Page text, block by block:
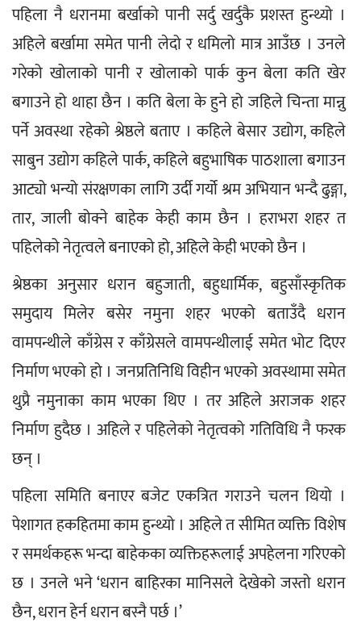
पहिला नै धरानमा बर्खाको पानी सर्दु खर्दुकै प्रशस्त हुन्थ्यो ।
अहिले बर्खामा समेत पानी लेदो र धमिलो मात्र आउँछ । उनले
गरेको खोलाको पानी र खोलाको पार्क कुन बेला कति खेर
बगाउने हो थाहा छैन । कति बेला के हुने हो जहिले चिन्ता मान्नु
पर्ने अवस्था रहेको श्रेष्ठले बताए । कहिले बेसार उद्योग, कहिले
साबुन उद्योग कहिले पार्क, कहिले बहुभाषिक पाठशाला बगाउन
आट्यो भन्यो संरक्षणका लागि उर्दी गर्यो श्रम अभियान भन्दै ढुङ्गा,
तार, जाली बोक्ने बाहेक केही काम छैन । हराभरा शहर त
पहिलेको नेतृत्वले बनाएको हो, अहिले केही भएको छैन ।
श्रेष्ठका अनुसार धरान बहुजाती, बहुधार्मिक, बहुसाँस्कृतिक
समुदाय मिलेर बसेर नमुना शहर भएको बताउँदै धरान
वामपन्थीले काँग्रेस र काँग्रेसले वामपन्थीलाई समेत भोट दिएर
निर्माण भएको हो । जनप्रतिनिधि विहीन भएको अवस्थामा समेत
थुप्रै नमुनाका काम भएका थिए । तर अहिले अराजक शहर
निर्माण हुदैछ । अहिले र पहिलेको नेतृत्वको गतिविधि नै फरक
छन् ।
पहिला समिति बनाएर बजेट एकत्रित गराउने चलन थियो ।
पेशागत हकहितमा काम हुन्थ्यो । अहिले त सीमित व्यक्ति विशेष
र समर्थकहरू भन्दा बाहेकका व्यक्तिहरूलाई अपहेलना गरिएको
छ । उनले भने ‘धरान बाहिरका मानिसले देखेको जस्तो धरान
छैन, धरान हेर्न धरान बस्नै पर्छ ।’